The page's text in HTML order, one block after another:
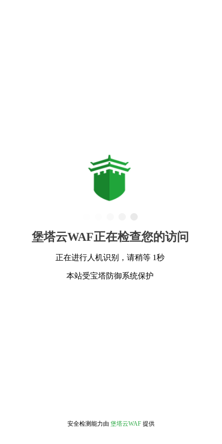
堡塔云WAF正在检查您的访问
正在进行人机识别，请稍等 1秒
本站受宝塔防御系统保护
安全检测能力由 堡塔云WAF 提供